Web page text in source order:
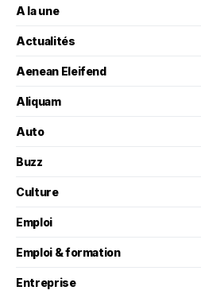
A la une
Actualités
Aenean Eleifend
Aliquam
Auto
Buzz
Culture
Emploi
Emploi & formation
Entreprise